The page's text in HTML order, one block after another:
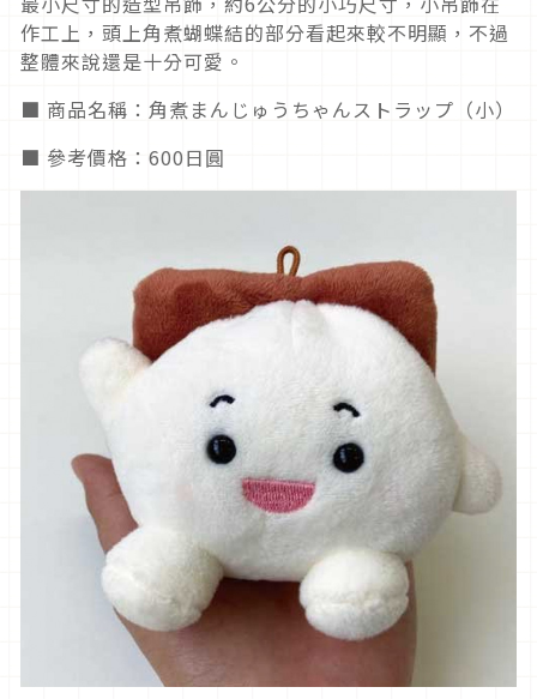
作工上，頭上角煮蝴蝶結的部分看起來較不明顯，不過
整體來說還是十分可愛。
■ 商品名稱：角煮まんじゅうちゃんストラップ（小）
■ 參考價格：600日圓